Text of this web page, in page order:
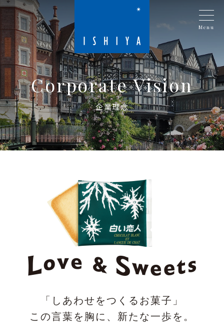
Menu
Corporate Vision
企業理念
「しあわせをつくるお菓子」
この言葉を胸に、新たな一歩を。